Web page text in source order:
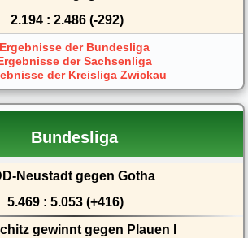
2.194 : 2.486 (-292)
Ergebnisse der Bundesliga
der Sachsenliga
der Kreisliga Zwickau
Bundesliga
Neustadt gegen Gotha
5.469 : 5.053 (+416)
gewinnt gegen Plauen I